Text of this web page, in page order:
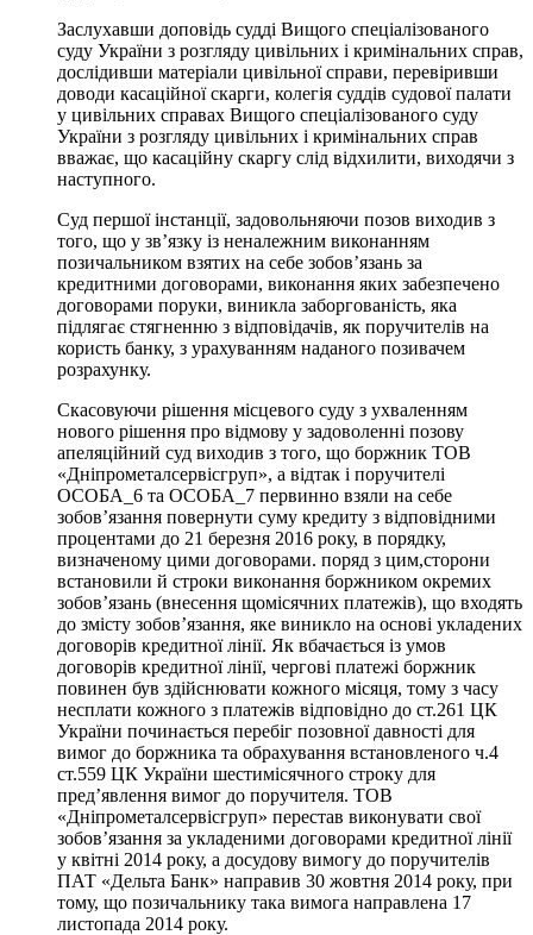
Заслухавши доповідь судді Вищого спеціалізованого
суду України з розгляду цивільних і кримінальних справ,
дослідивши матеріали цивільної справи, перевіривши
доводи касаційної скарги, колегія суддів судової палати
у цивільних справах Вищого спеціалізованого суду
України з розгляду цивільних і кримінальних справ
вважає, що касаційну скаргу слід відхилити, виходячи з
наступного.
Суд першої інстанції, задовольняючи позов виходив з
того, що у зв’язку із неналежним виконанням
позичальником взятих на себе зобов’язань за
кредитними договорами, виконання яких забезпечено
договорами поруки, виникла заборгованість, яка
підлягає стягненню з відповідачів, як поручителів на
користь банку, з урахуванням наданого позивачем
розрахунку.
Скасовуючи рішення місцевого суду з ухваленням
нового рішення про відмову у задоволенні позову
апеляційний суд виходив з того, що боржник ТОВ
«Дніпрометалсервісгруп», а відтак і поручителі
ОСОБА_6 та ОСОБА_7 первинно взяли на себе
зобов’язання повернути суму кредиту з відповідними
процентами до 21 березня 2016 року, в порядку,
визначеному цими договорами. поряд з цим,сторони
встановили й строки виконання боржником окремих
зобов’язань (внесення щомісячних платежів), що входять
до змісту зобов’язання, яке виникло на основі укладених
договорів кредитної лінії. Як вбачається із умов
договорів кредитної лінії, чергові платежі боржник
повинен був здійснювати кожного місяця, тому з часу
несплати кожного з платежів відповідно до ст.261 ЦК
України починається перебіг позовної давності для
вимог до боржника та обрахування встановленого ч.4
ст.559 ЦК України шестимісячного строку для
пред’явлення вимог до поручителя. ТОВ
«Дніпрометалсервісгруп» перестав виконувати свої
зобов’язання за укладеними договорами кредитної лінії
у квітні 2014 року, а досудову вимогу до поручителів
ПАТ «Дельта Банк» направив 30 жовтня 2014 року, при
тому, що позичальнику така вимога направлена 17
листопада 2014 року.